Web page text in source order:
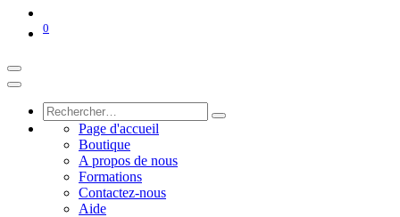
0
Page d'accueil
Boutique
A propos de nous
Formations
Contactez-nous
Aide